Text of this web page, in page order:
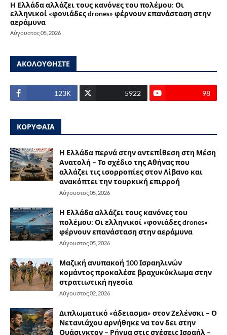
Η Ελλάδα αλλάζει τους κανόνες του πολέμου: Οι
ελληνικοί «φονιάδες drones» φέρνουν επανάσταση στην
αεράμυνα
Αύγουστος 05, 2026
ΑΚΟΛΟΥΘΗΣΤΕ
123Κ 5922 98
ΚΟΡΥΦΑΙΑ
Η Ελλάδα περνά στην αντεπίθεση στη Μέση
Ανατολή – Το σχέδιο της Αθήνας που
αλλάζει τις ισορροπίες στον Λίβανο και
ανακόπτει την τουρκική επιρροή
Αύγουστος 05, 2026
Η Ελλάδα αλλάζει τους κανόνες του
πολέμου: Οι ελληνικοί «φονιάδες drones»
φέρνουν επανάσταση στην αεράμυνα
Αύγουστος 05, 2026
Μαζική ανυπακοή 100 Ισραηλινών
κομάντος προκαλέσε βραχυκύκλωμα στην
στρατιωτική ηγεσία
Αύγουστος 02, 2026
Διπλωματικό «άδειασμα» στον Ζελένσκι – Ο
Νετανιάχου αρνήθηκε να τον δει στην
Ουάσιγκτον – Ρήγμα στις σχέσεις Ισραήλ –